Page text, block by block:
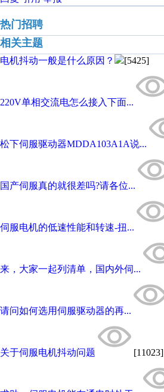
热门招聘
相关主题
电机抖动一般是什么原因？ [5425]
220V单相交流电怎么接入下面...
松下伺服驱动器MDDA103A1A说...
国产伺服真的就很差吗?请各位...
伺服电机的低速性能和转速-扭...
来，大家一起列清单，国内外伺...
请问如何选用伺服驱动器的再...
关于伺服电机抖动问题 [11023]